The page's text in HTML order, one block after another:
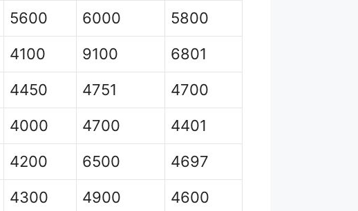
5600 6000
5800
4100 9100
6801
4450 4751
4700
4000 4700
4401
4200 6500
4697
4300 4900
4600